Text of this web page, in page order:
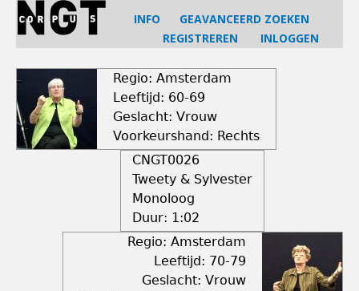
Jump
navigation
INFO
GEAVANCEERD ZOEKEN
REGISTREREN
INLOGGEN
to
top
Regio: Amsterdam
Leeftijd: 60-69
Geslacht: Vrouw
Voorkeurshand: Rechts
CNGT0026
Tweety & Sylvester
Monoloog
Duur: 1:02
Regio: Amsterdam
Leeftijd: 70-79
Geslacht: Vrouw